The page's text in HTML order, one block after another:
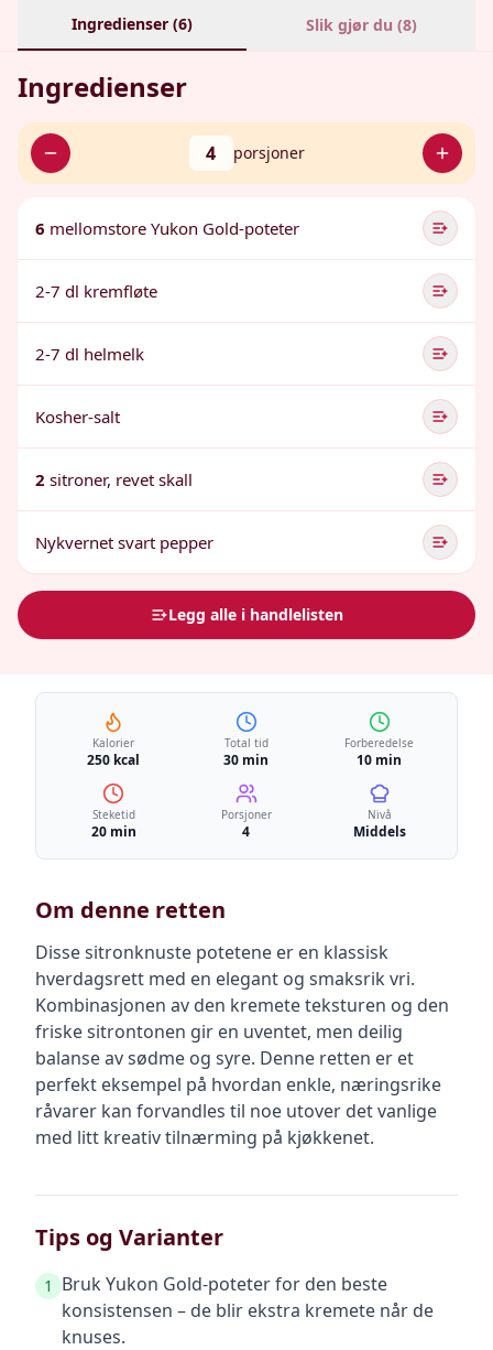
Ingredienser (6) Slik gjør du (8)
Ingredienser
4 porsjoner
6 mellomstore Yukon Gold-poteter
2-7 dl kremfløte
2-7 dl helmelk
Kosher-salt
2 sitroner, revet skall
Nykvernet svart pepper
Legg alle i handlelisten
Kalorier
250 kcal
Total tid
30 min
Forberedelse
10 min
Steketid
20 min
Porsjoner
4
Nivå
Middels
Om denne retten
Disse sitronknuste potetene er en klassisk
hverdagsrett med en elegant og smaksrik vri.
Kombinasjonen av den kremete teksturen og den
friske sitrontonen gir en uventet, men deilig
balanse av sødme og syre. Denne retten er et
perfekt eksempel på hvordan enkle, næringsrike
råvarer kan forvandles til noe utover det vanlige
med litt kreativ tilnærming på kjøkkenet.
Tips og Varianter
1
Bruk Yukon Gold-poteter for den beste
konsistensen – de blir ekstra kremete når de
knuses.